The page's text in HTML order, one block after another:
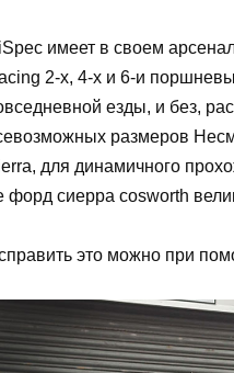
имеет в своем
2-х, 4-х и 6-и
езды, и без,
размеров
для динамичного
форд сиерра cosworth
это можно при